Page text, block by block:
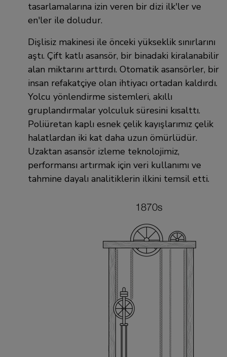
tasarlamalarına izin veren bir dizi ilk'ler ve
en'ler ile doludur.
Dişlisiz makinesi ile önceki yükseklik sınırlarını
aştı. Çift katlı asansör, bir binadaki kiralanabilir
alan miktarını arttırdı. Otomatik asansörler, bir
insan refakatçiye olan ihtiyacı ortadan kaldırdı.
Yolcu yönlendirme sistemleri, akıllı
gruplandırmalar yolculuk süresini kısalttı.
Poliüretan kaplı esnek çelik kayışlarımız çelik
halatlardan iki kat daha uzun ömürlüdür.
Uzaktan asansör izleme teknolojimiz,
performansı artırmak için veri kullanımı ve
tahmine dayalı analitiklerin ilkini temsil etti.